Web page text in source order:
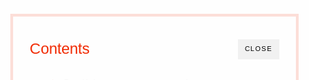
M7 パワーソー
CLOSE
Contents